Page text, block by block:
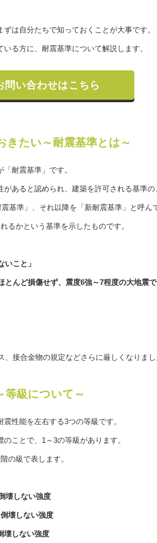
は自分たちで知っておくことが大事です。
る方に、耐震基準について解説します。
問い合わせはこちら
きたい～耐震基準とは～
耐震基準」です。
あると認められ、建築を許可される基準の
基準」、それ以降を「新耐震基準」と呼ん
るかという基準を示したものです。
こと」
とんど損傷せず、震度6強～7程度の大地震
接合金物の規定などさらに厳しくなりまし
等級について～
性能を左右する3つの等級です。
ことで、1～3の等級があります。
の級で表します。
壊しない強度
壊しない強度
壊しない強度